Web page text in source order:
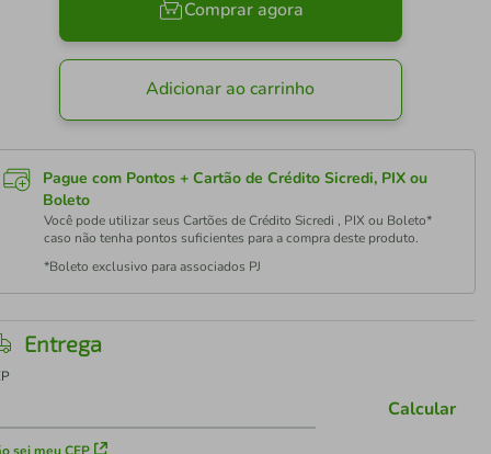
Comprar agora
Adicionar ao carrinho
Pague com Pontos + Cartão de Crédito Sicredi, PIX ou
Boleto
Você pode utilizar seus Cartões de Crédito Sicredi , PIX ou Boleto*
caso não tenha pontos suficientes para a compra deste produto.
*Boleto exclusivo para associados PJ
Entrega
Calcular